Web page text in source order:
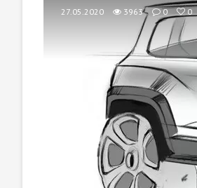
27.05.2020 3963 0 0